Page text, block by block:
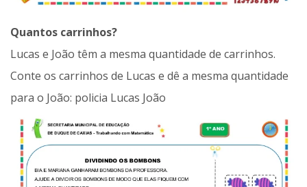
Quantos carrinhos?
Lucas e João têm a mesma quantidade de carrinhos.
Conte os carrinhos de Lucas e dê a mesma quantidade
para o João: policia Lucas João